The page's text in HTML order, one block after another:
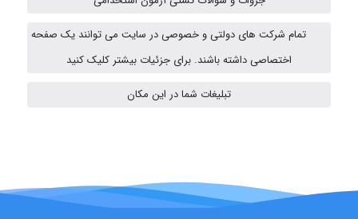
تمام شرکت های دولتی و خصوصی در سایت می توانند یک صفحه
اختصاصی داشته باشند. برای جزئیات بیشتر کلیک کنید
تبلیغات شما در این مکان